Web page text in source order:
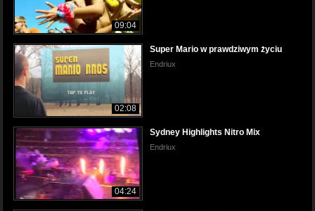
09:04
02:08
Super Mario w prawdziwym życiu
Endriux
04:24
Sydney Highlights Nitro Mix
Endriux